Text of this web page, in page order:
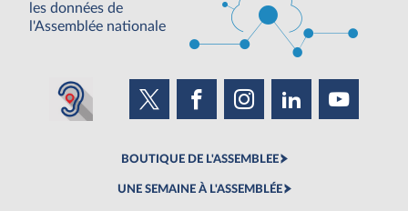
les données de
l'Assemblée nationale
BOUTIQUE DE L'ASSEMBLEE
UNE SEMAINE À L'ASSEMBLÉE